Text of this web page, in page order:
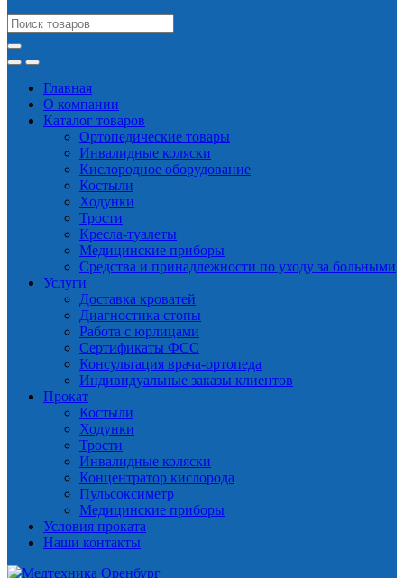
Search
for:
Главная
О компании
Каталог товаров
Ортопедические товары
Инвалидные коляски
Кислородное оборудование
Костыли
Ходунки
Трости
Кресла-туалеты
Медицинские приборы
Средства и принадлежности по уходу за больными
Услуги
Доставка кроватей
Диагностика стопы
Работа с юрлицами
Сертификаты ФСС
Консультация врача-ортопеда
Индивидуальные заказы клиентов
Прокат
Костыли
Ходунки
Трости
Инвалидные коляски
Концентратор кислорода
Пульсоксиметр
Медицинские приборы
Условия проката
Наши контакты